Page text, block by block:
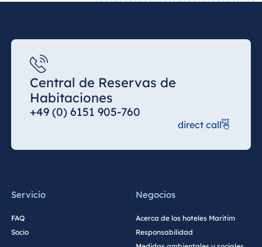
Mauricio
Resort & Spa
Mauritius
Central de Reservas de
Habitaciones
+49 (0) 6151 905-760
direct call
Servicio
FAQ
Socio
Negocios
Acerca de los hoteles Maritim
Responsabilidad